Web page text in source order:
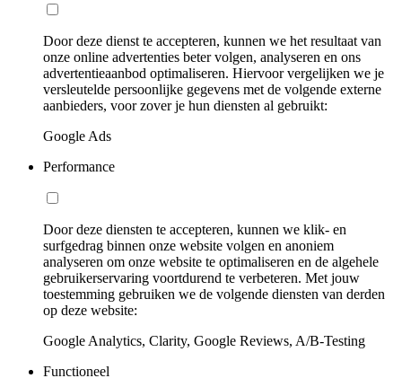
Door deze dienst te accepteren, kunnen we het resultaat van
onze online advertenties beter volgen, analyseren en ons
advertentieaanbod optimaliseren. Hiervoor vergelijken we je
versleutelde persoonlijke gegevens met de volgende externe
aanbieders, voor zover je hun diensten al gebruikt:
Google Ads
Performance
Door deze diensten te accepteren, kunnen we klik- en
surfgedrag binnen onze website volgen en anoniem
analyseren om onze website te optimaliseren en de algehele
gebruikerservaring voortdurend te verbeteren. Met jouw
toestemming gebruiken we de volgende diensten van derden
op deze website:
Google Analytics, Clarity, Google Reviews, A/B-Testing
Functioneel